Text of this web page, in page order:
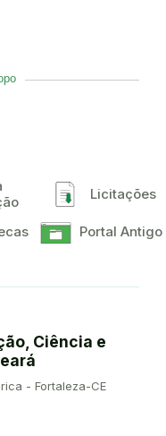
Licitações
Portal Antigo
Ciência e
- Fortaleza-CE